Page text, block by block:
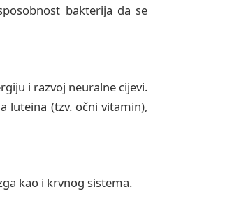
bakterija da se
i razvoj neuralne cijevi.
luteina (tzv. očni vitamin),
kao i krvnog sistema.